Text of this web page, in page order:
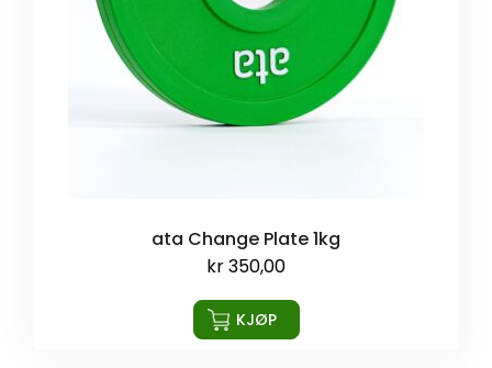
ata Change Plate 1kg
kr350,00
KJØP